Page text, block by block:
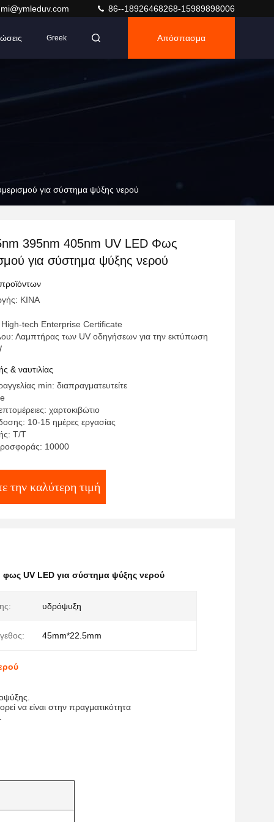
86--18926468268-15989898006
Greek Απόσπασμα
για σύστημα ψύξης νερού
395nm 405nm UV LED Φως
για σύστημα ψύξης νερού
ΚΙΝΑ
High-tech Enterprise Certificate
Λαμπτήρας των UV οδηγήσεων για την εκτύπωση
& ναυτιλίας
min: διαπραγματευτείτε
χαρτοκιβώτιο
10-15 ημέρες εργασίας
T/T
10000
την καλύτερη τιμή
φως UV LED για σύστημα ψύξης νερού
υδρόψυξη
45mm*22.5mm
να είναι στην πραγματικότητα